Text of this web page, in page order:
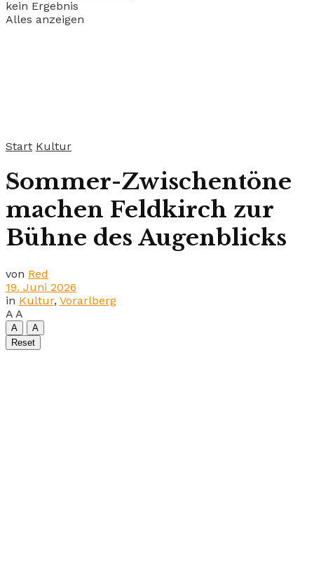
kein Ergebnis
Alles anzeigen
Start Kultur
Sommer-Zwischentöne
machen Feldkirch zur
Bühne des Augenblicks
von Red
19. Juni 2026
in Kultur, Vorarlberg
A A
A
A
Reset